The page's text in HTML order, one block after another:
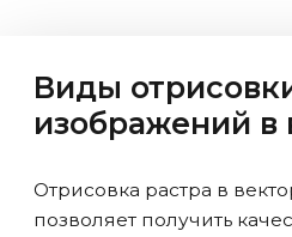
Виды
изображений в
Отрисовка растра в
позволяет получить